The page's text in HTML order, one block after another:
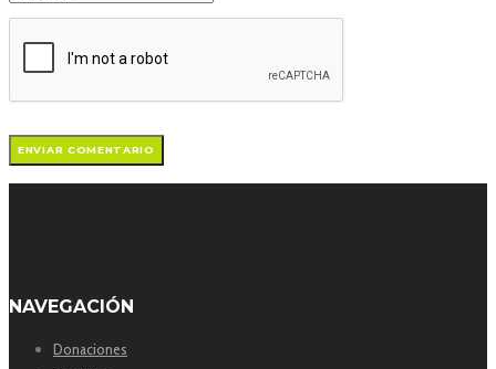
NAVEGACIÓN
Donaciones